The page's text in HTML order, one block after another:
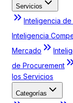
Servicios
Inteligencia
Inteligencia
Mercado
de Procurement
los Servicios
Categorías